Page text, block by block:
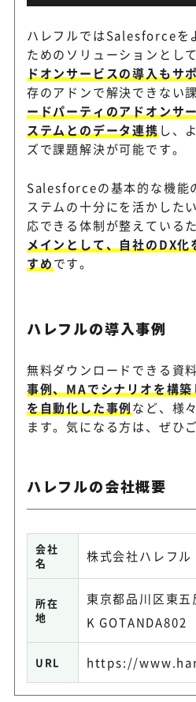
ハレフルではSalesforceを
ためのソリューションとして
ドオンサービスの導入もサ
存のアドンで解決できない
ードパーティのアドオンサ
ステムとのデータ連携 し、
ズで課題解決が可能です。
Salesforceの基本的な機能
ステムの十分にを活かした
応できる体制が整えているた
メインとして、自社のDX
すめです。
ハレフルの導入事例
無料ダウンロードできる資料
事例、MAでシナリオを構
を自動化した事例など、様
ます。気になる方は、ぜひ
ハレフルの会社概要
会社
名
株式会社ハレフル
所在
地
東京都品川区東
K GOTANDA802
URL https://